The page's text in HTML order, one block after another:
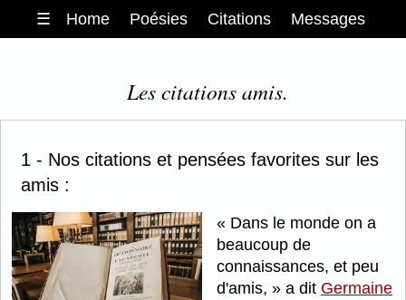
☰ Home Poésies Citations Messages
Les citations amis.
1 - Nos citations et pensées favorites sur les
amis :
Dans le monde on a
beaucoup de
connaissances, et peu
d'amis,
a dit Germaine